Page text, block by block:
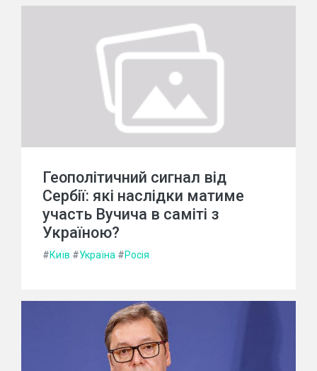
Геополітичний сигнал від
Сербії: які наслідки матиме
участь Вучича в саміті з
Україною?
#Київ #Україна #Росія